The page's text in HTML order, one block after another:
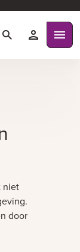
ZoekenMijn
niet
door